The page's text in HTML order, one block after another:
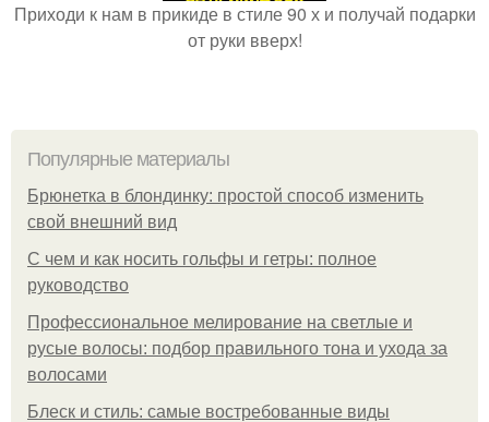
Приходи к нам в прикиде в стиле 90 х и получай подарки
от руки вверх!
Популярные материалы
Брюнетка в блондинку: простой способ изменить
свой внешний вид
С чем и как носить гольфы и гетры: полное
руководство
Профессиональное мелирование на светлые и
русые волосы: подбор правильного тона и ухода за
волосами
Блеск и стиль: самые востребованные виды